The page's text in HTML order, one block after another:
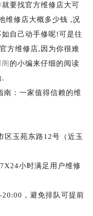
要找官方维修店大可
维修店大概多少钱 ,况
自己动手修呢!可是往
方维修店,因为你很难
阁的小编来仔细的阅读
.
南：一家值得信赖的维
区玉苑东路12号（近玉
小时满足用户维修
，避免排队可提前